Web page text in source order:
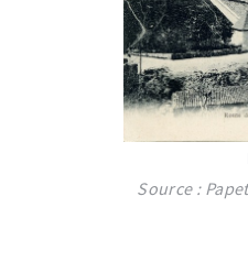
Source :